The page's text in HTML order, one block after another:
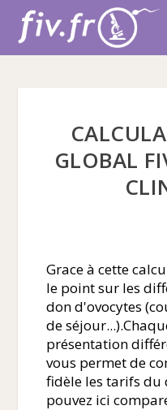
GLOBAL
Grace à cette
le point sur les
don d'ovocytes
de
présentation
vous permet de
fidèle les tarifs du
pouvez ici